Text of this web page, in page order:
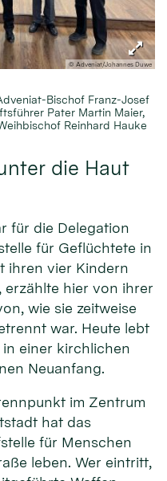
© Adveniat/Johannes Duwe
Bischof Franz-Josef
Pater Martin Maier,
Reinhard Hauke
die Haut
für die Delegation
für Geflüchtete in
ihren vier Kindern
erzählte hier von ihrer
wie sie zeitweise
war. Heute lebt
einer kirchlichen
Neuanfang.
im Zentrum
hat das
für Menschen
leben. Wer eintritt,